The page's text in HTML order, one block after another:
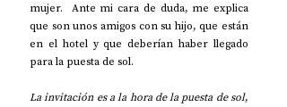
mujer.
Ante mi cara de duda, me explica
que son unos amigos con su hijo, que están
en el hotel y que deberían haber llegado
para la puesta de sol.
La invitación es a la hora de la puesta de sol,